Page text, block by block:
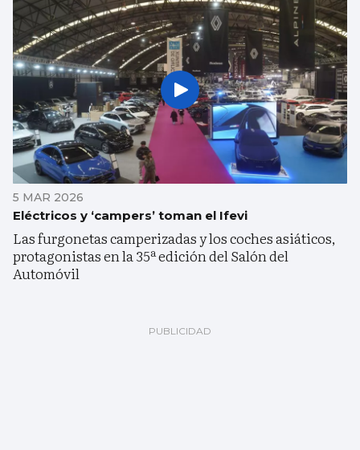
5 MAR 2026
Eléctricos y ‘campers’ toman el Ifevi
Las furgonetas camperizadas y los coches asiáticos,
protagonistas en la 35ª edición del Salón del
Automóvil